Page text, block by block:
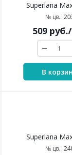
Superlana
№ цв.:
509руб.
В